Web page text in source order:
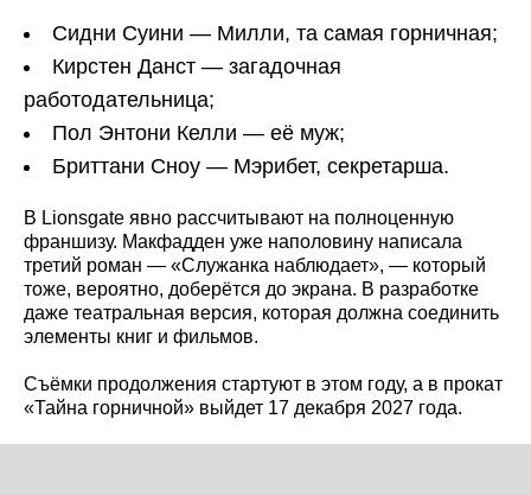
Сидни Суини — Милли, та самая горничная;
Кирстен Данст — загадочная
работодательница;
Пол Энтони Келли — её муж;
Бриттани Сноу — Мэрибет, секретарша.
В Lionsgate явно рассчитывают на полноценную
франшизу. Макфадден уже наполовину написала
третий роман — «Служанка наблюдает», — который
тоже, вероятно, доберётся до экрана. В разработке
даже театральная версия, которая должна соединить
элементы книг и фильмов.
Съёмки продолжения стартуют в этом году, а в прокат
«Тайна горничной» выйдет 17 декабря 2027 года.